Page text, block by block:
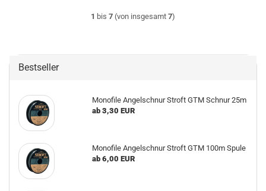
1 bis 7 (von insgesamt 7)
Bestseller
Monofile Angelschnur Stroft GTM Schnur 25m
ab 3,30 EUR
Monofile Angelschnur Stroft GTM 100m Spule
ab 6,00 EUR